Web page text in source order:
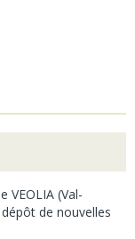
VEOLIA (Val-
de nouvelles